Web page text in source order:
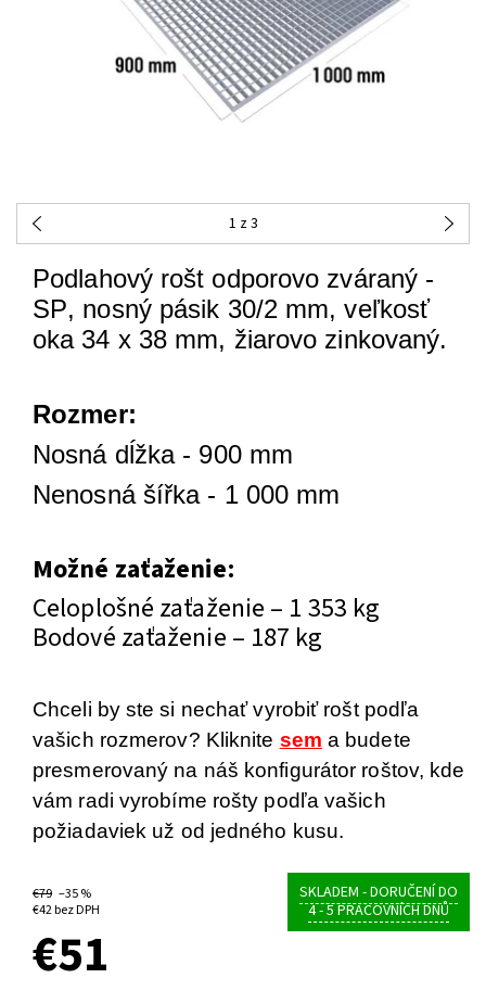
1 z 3
Podlahový rošt odporovo zváraný -
SP, nosný pásik 30/2 mm, veľkosť
oka 34 x 38 mm, žiarovo zinkovaný.
Rozmer:
Nosná dĺžka - 900 mm
Nenosná šířka - 1 000 mm
Možné zaťaženie:
Celoplošné zaťaženie – 1 353 kg
Bodové zaťaženie – 187 kg
Chceli by ste si nechať vyrobiť rošt podľa
vašich rozmerov? Kliknite sem a budete
presmerovaný na náš konfigurátor roštov, kde
vám radi vyrobíme rošty podľa vašich
požiadaviek už od jedného kusu.
€79 –35 %
€42 bez DPH
SKLADEM - DORUČENÍ DO
4 - 5 PRACOVNÍCH DNŮ
€51